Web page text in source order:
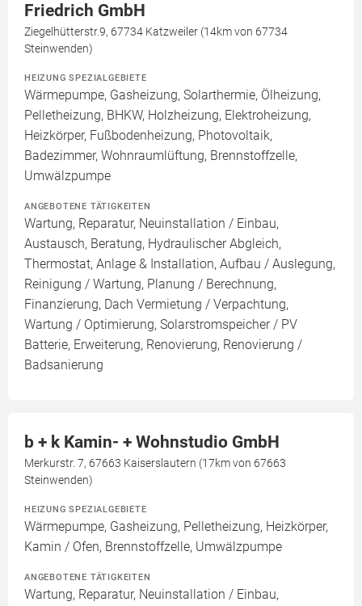
Friedrich GmbH
Ziegelhütterstr.9, 67734 Katzweiler (14km von 67734
Steinwenden)
HEIZUNG SPEZIALGEBIETE
Wärmepumpe, Gasheizung, Solarthermie, Ölheizung,
Pelletheizung, BHKW, Holzheizung, Elektroheizung,
Heizkörper, Fußbodenheizung, Photovoltaik,
Badezimmer, Wohnraumlüftung, Brennstoffzelle,
Umwälzpumpe
ANGEBOTENE TÄTIGKEITEN
Wartung, Reparatur, Neuinstallation / Einbau,
Austausch, Beratung, Hydraulischer Abgleich,
Thermostat, Anlage & Installation, Aufbau / Auslegung,
Reinigung / Wartung, Planung / Berechnung,
Finanzierung, Dach Vermietung / Verpachtung,
Wartung / Optimierung, Solarstromspeicher / PV
Batterie, Erweiterung, Renovierung, Renovierung /
Badsanierung
b + k Kamin- + Wohnstudio GmbH
Merkurstr. 7, 67663 Kaiserslautern (17km von 67663
Steinwenden)
HEIZUNG SPEZIALGEBIETE
Wärmepumpe, Gasheizung, Pelletheizung, Heizkörper,
Kamin / Ofen, Brennstoffzelle, Umwälzpumpe
ANGEBOTENE TÄTIGKEITEN
Wartung, Reparatur, Neuinstallation / Einbau,